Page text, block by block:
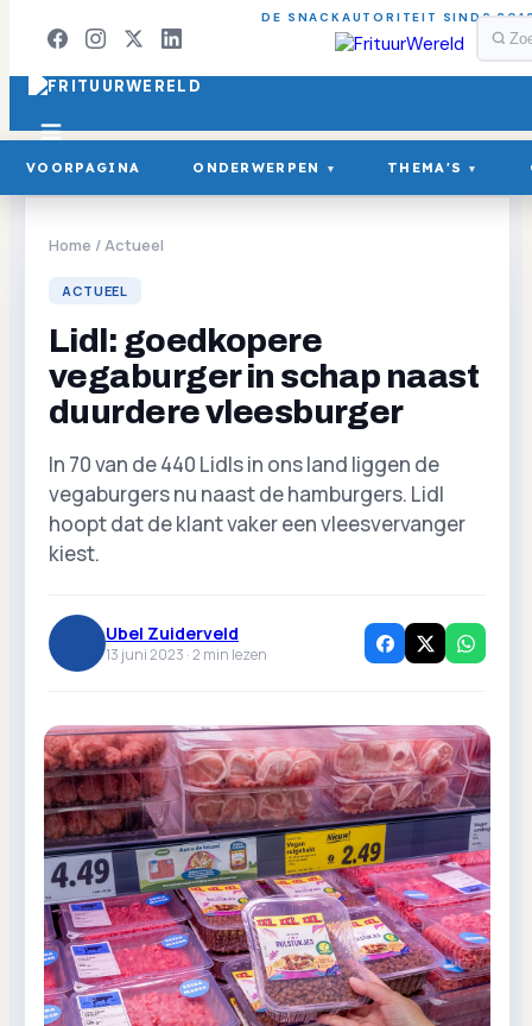
DE SNACKAUTORITEIT SINDS
VOORPAGINA ONDERWERPEN ▾ THEMA'S ▾
Home /Actueel
ACTUEEL
Lidl: goedkopere
vegaburger in schap naast
duurdere vleesburger
In 70 van de 440 Lidls in ons land liggen de
vegaburgers nu naast de hamburgers. Lidl
hoopt dat de klant vaker een vleesvervanger
kiest.
Ubel Zuiderveld
13 juni 2023 ·2 min lezen